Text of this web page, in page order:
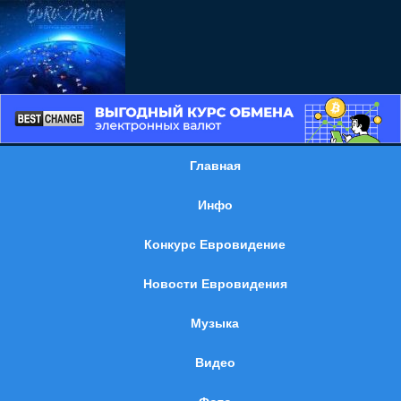
Главная
Инфо
Конкурс Евровидение
Новости Евровидения
Музыка
Видео